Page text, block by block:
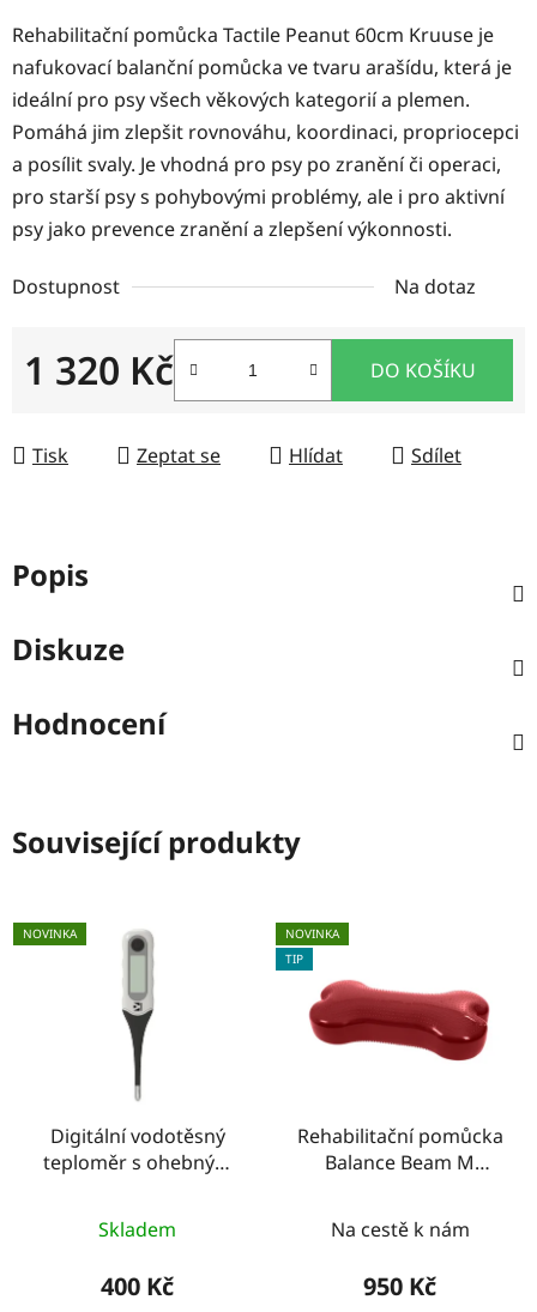
Rehabilitační pomůcka Tactile Peanut 60cm Kruuse je
nafukovací balanční pomůcka ve tvaru arašídu, která je
ideální pro psy všech věkových kategorií a plemen.
Pomáhá jim zlepšit rovnováhu, koordinaci, propriocepci
a posílit svaly. Je vhodná pro psy po zranění či operaci,
pro starší psy s pohybovými problémy, ale i pro aktivní
psy jako prevence zranění a zlepšení výkonnosti.
Dostupnost Na dotaz
1 320 Kč DO KOŠÍKU
Tisk Zeptat se Hlídat Sdílet
Popis
Diskuze
Hodnocení
Související produkty
NOVINKA
Digitální vodotěsný
teploměr s ohebným
Skladem
400 Kč
NOVINKA
TIP
Rehabilitační pomůcka
Balance Beam M
Na cestě k nám
950 Kč